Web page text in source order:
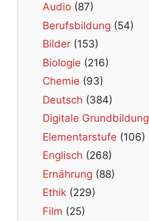
Audio (87)
Berufsbildung (54)
Bilder (153)
Biologie (216)
Chemie (93)
Deutsch (384)
Digitale Grundbildung
Elementarstufe (106)
Englisch (268)
Ernährung (88)
Ethik (229)
Film (25)